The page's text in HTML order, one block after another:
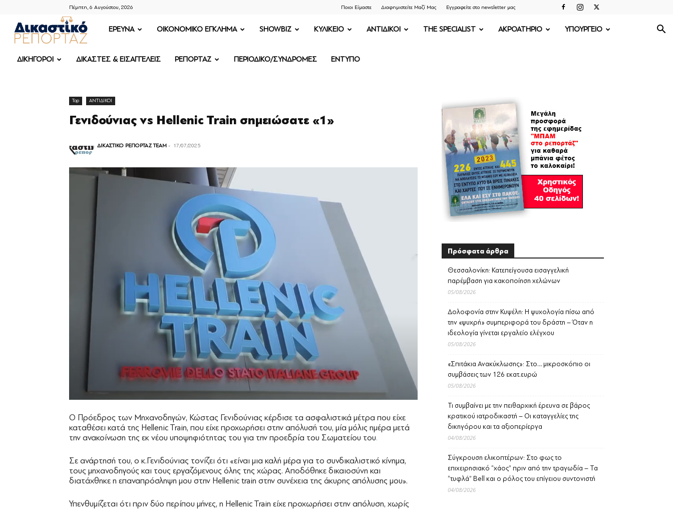
Πέμπτη, 6 Αυγούστου, 2026 Ποιοι Είμαστε Διαφημιστείτε Μαζί Μας Εγγραφείτε στο newsletter μας
ΔΙΚΑΣΤΙΚΟ
ΡΕΠΟΡΤΑΖ
ΕΡΕΥΝΑ OIKONOMIKO ΕΓΚΛΗΜΑ SHOWBIZ ΚΥΛΙΚΕΙΟ ΑΝΤΙΔΙΚΟΙ THE SPECIALIST ΑΚΡΟΑΤΗΡΙΟ ΥΠΟΥΡΓΕΙΟ
ΔΙΚΗΓΟΡΟΙ ΔΙΚΑΣΤΕΣ & ΕΙΣΑΓΓΕΛΕΙΣ ΡΕΠΟΡΤΑΖ ΠΕΡΙΟΔΙΚΟ/ΣΥΝΔΡΟΜΕΣ ΕΝΤΥΠΟ
Top ΑΝΤΙΔΙΚΟΙ
Γενιδούνιας vs Hellenic Train σημειώσατε «1»
ΔΙΚΑΣΤΙΚΟ ΡΕΠΟΡΤΑΖ TEAM - 17/07/2025
Ο Πρόεδρος των Μηχανοδηγών, Κώστας Γενιδούνιας κέρδισε τα ασφαλιστικά μέτρα που είχε
καταθέσει κατά της Hellenic Train, που είχε προχωρήσει στην απόλυσή του, μία μόλις ημέρα μετά
την ανακοίνωση της εκ νέου υποψηφιότητας του για την προεδρία του Σωματείου του.
Σε ανάρτησή του, ο κ.Γενιδούνιας τονίζει ότι «είναι μια καλή μέρα για το συνδικαλιστικό κίνημα,
τους μηχανοδηγούς και τους εργαζόμενους όλης της χώρας. Αποδόθηκε δικαιοσύνη και
διατάχθηκε η επαναπρόσληψη μου στην Hellenic train στην συνέχεια της άκυρης απόλυσης μου».
Υπενθυμίζεται ότι πριν δύο περίπου μήνες, η Hellenic Train είχε προχωρήσει στην απόλυση, χωρίς
Πρόσφατα άρθρα
Θεσσαλονίκη: Κατεπείγουσα εισαγγελική
παρέμβαση για κακοποίηση χελώνων
05/08/2026
Δολοφονία στην Κυψέλη: Η ψυχολογία πίσω από
την «ψυχρή» συμπεριφορά του δράστη – Όταν η
ιδεολογία γίνεται εργαλείο ελέγχου
05/08/2026
«Σπιτάκια Ανακύκλωσης»: Στο… μικροσκόπιο οι
συμβάσεις των 126 εκατ.ευρώ
05/08/2026
Τι συμβαίνει με την πειθαρχική έρευνα σε βάρος
κρατικού ιατροδικαστή – Οι καταγγελίες της
δικηγόρου και τα αξιοπερίεργα
04/08/2026
Σύγκρουση ελικοπτέρων: Στο φως το
επιχειρησιακό “χάος” πριν από την τραγωδία – Τα
“τυφλά” Bell και ο ρόλος του επίγειου συντονιστή
04/08/2026